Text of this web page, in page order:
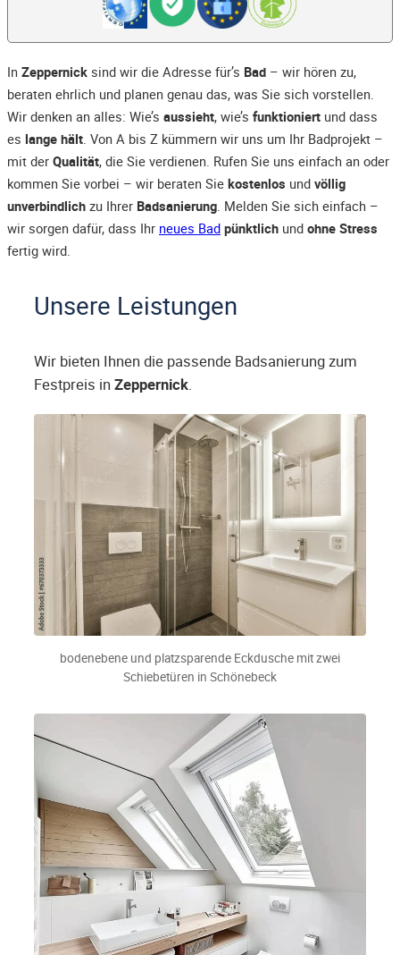
In Zeppernick sind wir die Adresse für’s Bad – wir hören zu,
beraten ehrlich und planen genau das, was Sie sich vorstellen.
Wir denken an alles: Wie’s aussieht, wie’s funktioniert und dass
es lange hält. Von A bis Z kümmern wir uns um Ihr Badprojekt –
mit der Qualität, die Sie verdienen. Rufen Sie uns einfach an oder
kommen Sie vorbei – wir beraten Sie kostenlos und völlig
unverbindlich zu Ihrer Badsanierung. Melden Sie sich einfach –
wir sorgen dafür, dass Ihr neues Bad pünktlich und ohne Stress
fertig wird.
Unsere Leistungen
Wir bieten Ihnen die passende Badsanierung zum
Festpreis in Zeppernick.
bodenebene und platzsparende Eckdusche mit zwei
Schiebetüren in Schönebeck